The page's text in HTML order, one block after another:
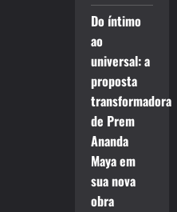
Do íntimo
ao
universal: a
proposta
transformadora
de Prem
Ananda
Maya em
sua nova
obra